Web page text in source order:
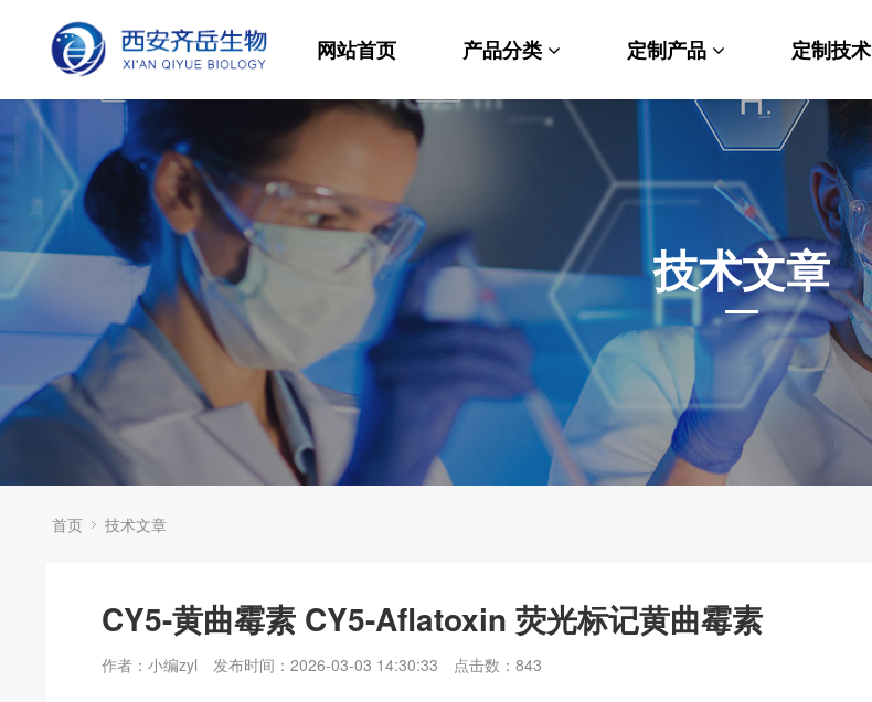
网站首页 产品分类
材料科学
生命科学
发光材料
功能性化学
分析化学
其他产品
定制产品
纳米材料定制
PEG衍生物
荧光标记定制
MOF材料定制
小分子定制
多肽定制
其他材料定制
定制技术
技术文章
首页 技术文章
CY5-黄曲霉素 CY5-Aflatoxin 荧光标记黄曲霉素
作者：小编zyl 发布时间：2026-03-03 14:30:33 点击数： 843